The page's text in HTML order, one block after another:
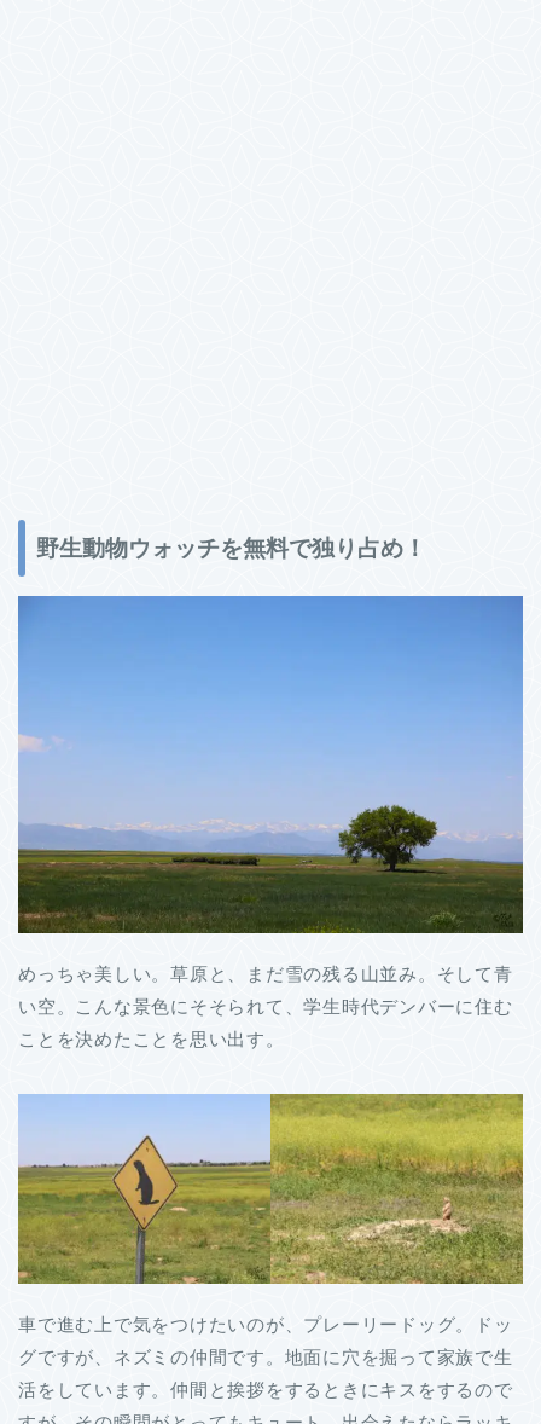
野生動物ウォッチを無料で独り占め！
めっちゃ美しい。草原と、まだ雪の残る山並み。そして青
い空。こんな景色にそそられて、学生時代デンバーに住む
ことを決めたことを思い出す。
車で進む上で気をつけたいのが、プレーリードッグ。ドッ
グですが、ネズミの仲間です。地面に穴を掘って家族で生
活をしています。仲間と挨拶をするときにキスをするので